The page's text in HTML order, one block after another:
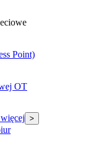
Point)
OT
>